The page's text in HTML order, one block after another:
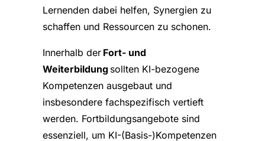
Lernenden dabei helfen, Synergien zu
schaffen und Ressourcen zu schonen.
Innerhalb der Fort- und
Weiterbildung sollten KI-bezogene
Kompetenzen ausgebaut und
insbesondere fachspezifisch vertieft
werden. Fortbildungsangebote sind
essenziell, um KI-(Basis-)Kompetenzen